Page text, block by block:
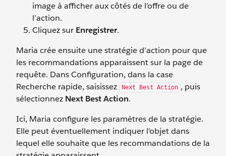
image à afficher aux côtés de l’offre ou de
l’action.
Cliquez sur Enregistrer.
Maria crée ensuite une stratégie d’action pour que
les recommandations apparaissent sur la page de
requête. Dans Configuration, dans la case
Recherche rapide, saisissez
Next Best Action , puis
sélectionnez Next Best Action.
Ici, Maria configure les paramètres de la stratégie.
Elle peut éventuellement indiquer l’objet dans
lequel elle souhaite que les recommandations de la